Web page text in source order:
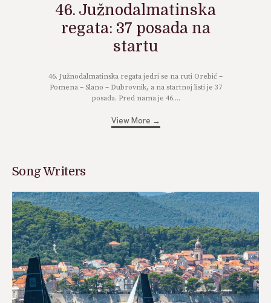
46. Južnodalmatinska
regata: 37 posada na
startu
46. Južnodalmatinska regata jedri se na ruti Orebić –
Pomena – Slano – Dubrovnik, a na startnoj listi je 37
posada. Pred nama je 46....
View More →
Song Writers